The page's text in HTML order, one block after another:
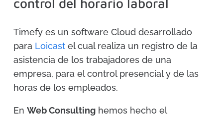
Timefy es un software Cloud desarrollado
para Loicast el cual realiza un registro de la
asistencia de los trabajadores de una
empresa, para el control presencial y de las
horas de los empleados.
En Web Consulting hemos hecho el